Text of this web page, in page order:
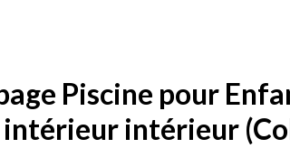
Piscine pour
intérieur intérieur